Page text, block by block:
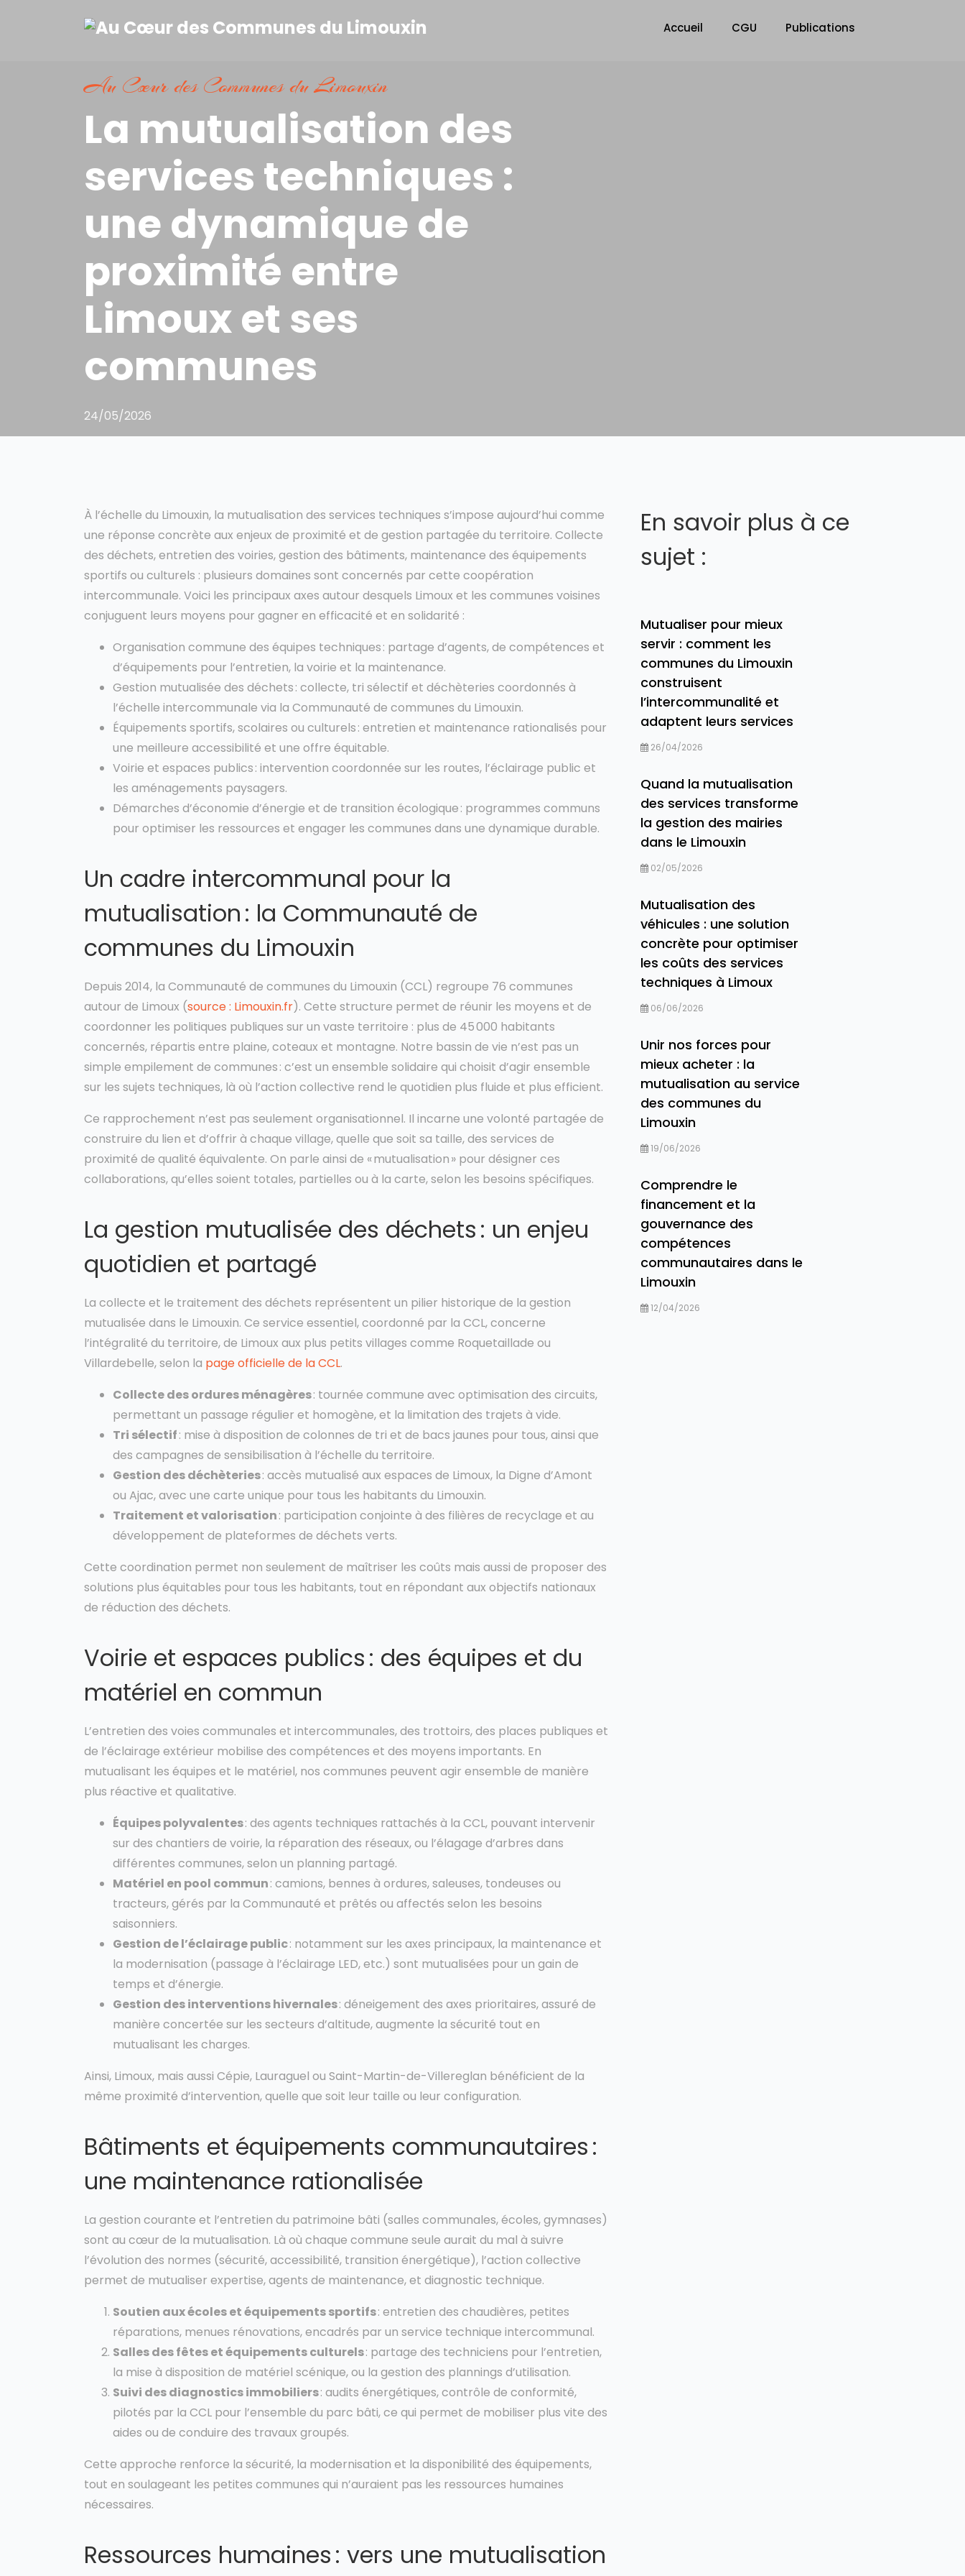
Accueil CGU Publications
Au Cœur des Communes du Limouxin
La mutualisation des
services techniques :
une dynamique de
proximité entre
Limoux et ses
communes
24/05/2026
À l’échelle du Limouxin, la mutualisation des services techniques s’impose aujourd’hui comme
une réponse concrète aux enjeux de proximité et de gestion partagée du territoire. Collecte
des déchets, entretien des voiries, gestion des bâtiments, maintenance des équipements
sportifs ou culturels : plusieurs domaines sont concernés par cette coopération
intercommunale. Voici les principaux axes autour desquels Limoux et les communes voisines
conjuguent leurs moyens pour gagner en efficacité et en solidarité :
Organisation commune des équipes techniques : partage d’agents, de compétences et
d’équipements pour l’entretien, la voirie et la maintenance.
Gestion mutualisée des déchets : collecte, tri sélectif et déchèteries coordonnés à
l’échelle intercommunale via la Communauté de communes du Limouxin.
Équipements sportifs, scolaires ou culturels : entretien et maintenance rationalisés pour
une meilleure accessibilité et une offre équitable.
Voirie et espaces publics : intervention coordonnée sur les routes, l’éclairage public et
les aménagements paysagers.
Démarches d’économie d’énergie et de transition écologique : programmes communs
pour optimiser les ressources et engager les communes dans une dynamique durable.
Un cadre intercommunal pour la
mutualisation : la Communauté de
communes du Limouxin
Depuis 2014, la Communauté de communes du Limouxin (CCL) regroupe 76 communes
autour de Limoux (source : Limouxin.fr). Cette structure permet de réunir les moyens et de
coordonner les politiques publiques sur un vaste territoire : plus de 45 000 habitants
concernés, répartis entre plaine, coteaux et montagne. Notre bassin de vie n’est pas un
simple empilement de communes : c’est un ensemble solidaire qui choisit d’agir ensemble
sur les sujets techniques, là où l’action collective rend le quotidien plus fluide et plus efficient.
Ce rapprochement n’est pas seulement organisationnel. Il incarne une volonté partagée de
construire du lien et d’offrir à chaque village, quelle que soit sa taille, des services de
proximité de qualité équivalente. On parle ainsi de « mutualisation » pour désigner ces
collaborations, qu’elles soient totales, partielles ou à la carte, selon les besoins spécifiques.
La gestion mutualisée des déchets : un enjeu
quotidien et partagé
La collecte et le traitement des déchets représentent un pilier historique de la gestion
mutualisée dans le Limouxin. Ce service essentiel, coordonné par la CCL, concerne
l’intégralité du territoire, de Limoux aux plus petits villages comme Roquetaillade ou
Villardebelle, selon la page officielle de la CCL.
Collecte des ordures ménagères: tournée commune avec optimisation des circuits,
permettant un passage régulier et homogène, et la limitation des trajets à vide.
Tri sélectif: mise à disposition de colonnes de tri et de bacs jaunes pour tous, ainsi que
des campagnes de sensibilisation à l’échelle du territoire.
Gestion des déchèteries: accès mutualisé aux espaces de Limoux, la Digne d’Amont
ou Ajac, avec une carte unique pour tous les habitants du Limouxin.
Traitement et valorisation: participation conjointe à des filières de recyclage et au
développement de plateformes de déchets verts.
Cette coordination permet non seulement de maîtriser les coûts mais aussi de proposer des
solutions plus équitables pour tous les habitants, tout en répondant aux objectifs nationaux
de réduction des déchets.
Voirie et espaces publics : des équipes et du
matériel en commun
L’entretien des voies communales et intercommunales, des trottoirs, des places publiques et
de l’éclairage extérieur mobilise des compétences et des moyens importants. En
mutualisant les équipes et le matériel, nos communes peuvent agir ensemble de manière
plus réactive et qualitative.
Équipes polyvalentes: des agents techniques rattachés à la CCL, pouvant intervenir
sur des chantiers de voirie, la réparation des réseaux, ou l’élagage d’arbres dans
différentes communes, selon un planning partagé.
Matériel en pool commun: camions, bennes à ordures, saleuses, tondeuses ou
tracteurs, gérés par la Communauté et prêtés ou affectés selon les besoins
saisonniers.
Gestion de l’éclairage public: notamment sur les axes principaux, la maintenance et
la modernisation (passage à l’éclairage LED, etc.) sont mutualisées pour un gain de
temps et d’énergie.
Gestion des interventions hivernales: déneigement des axes prioritaires, assuré de
manière concertée sur les secteurs d’altitude, augmente la sécurité tout en
mutualisant les charges.
Ainsi, Limoux, mais aussi Cépie, Lauraguel ou Saint-Martin-de-Villereglan bénéficient de la
même proximité d’intervention, quelle que soit leur taille ou leur configuration.
Bâtiments et équipements communautaires :
une maintenance rationalisée
La gestion courante et l’entretien du patrimoine bâti (salles communales, écoles, gymnases)
sont au cœur de la mutualisation. Là où chaque commune seule aurait du mal à suivre
l’évolution des normes (sécurité, accessibilité, transition énergétique), l’action collective
permet de mutualiser expertise, agents de maintenance, et diagnostic technique.
Soutien aux écoles et équipements sportifs: entretien des chaudières, petites
réparations, menues rénovations, encadrés par un service technique intercommunal.
Salles des fêtes et équipements culturels: partage des techniciens pour l’entretien,
la mise à disposition de matériel scénique, ou la gestion des plannings d’utilisation.
Suivi des diagnostics immobiliers: audits énergétiques, contrôle de conformité,
pilotés par la CCL pour l’ensemble du parc bâti, ce qui permet de mobiliser plus vite des
aides ou de conduire des travaux groupés.
Cette approche renforce la sécurité, la modernisation et la disponibilité des équipements,
tout en soulageant les petites communes qui n’auraient pas les ressources humaines
nécessaires.
Ressources humaines : vers une mutualisation
En savoir plus à ce
sujet :
Mutualiser pour mieux
servir : comment les
communes du Limouxin
construisent
l’intercommunalité et
adaptent leurs services
26/04/2026
Quand la mutualisation
des services transforme
la gestion des mairies
dans le Limouxin
02/05/2026
Mutualisation des
véhicules : une solution
concrète pour optimiser
les coûts des services
techniques à Limoux
06/06/2026
Unir nos forces pour
mieux acheter : la
mutualisation au service
des communes du
Limouxin
19/06/2026
Comprendre le
financement et la
gouvernance des
compétences
communautaires dans le
Limouxin
12/04/2026